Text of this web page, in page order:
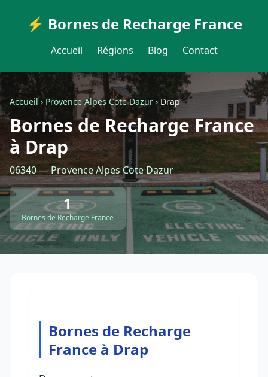
⚡ Bornes de Recharge France
Accueil Régions Blog Contact
Accueil›Provence Alpes Cote Dazur ›Drap
Bornes de Recharge France
à Drap
06340 — Provence Alpes Cote Dazur
1
Bornes de Recharge France
Bornes de Recharge
France à Drap